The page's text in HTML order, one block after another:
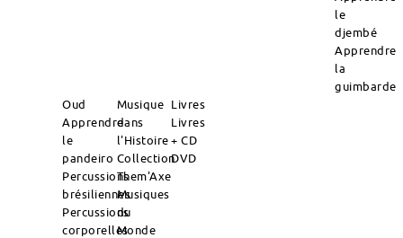
le
djembé
Apprendre
la
guimbarde
Oud
Apprendre
le
pandeiro
Percussions
brésiliennes
Percussions
corporelles
Musique
dans
l'Histoire
Collection
Them'Axe
Musiques
du
Monde
Livres
Livres
+ CD
DVD